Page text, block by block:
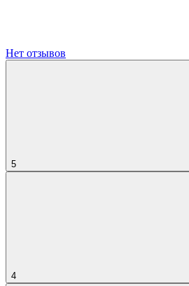
Нет отзывов
5
4